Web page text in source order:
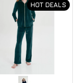
HOT DEALS